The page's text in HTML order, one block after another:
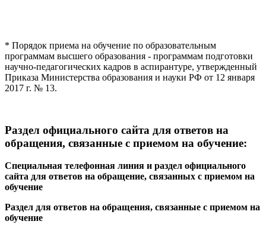
* Порядок приема на обучение по образовательным
программам высшего образования - программам подготовки
научно-педагогических кадров в аспирантуре, утвержденный
Приказа Министерства образования и науки РФ от 12 января
2017 г. № 13.
Раздел официального сайта для ответов на
обращения, связанные с приемом на обучение:
Специальная телефонная линия и раздел официального
сайта для ответов на обращение, связанных с приемом на
обучение
Раздел для ответов на обращения, связанные с приемом на
обучение